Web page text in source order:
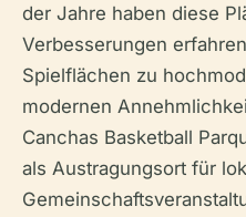
der Jahre haben diese
Verbesserungen
Spielflächen zu
modernen
Canchas Basketball
als Austragungsort für